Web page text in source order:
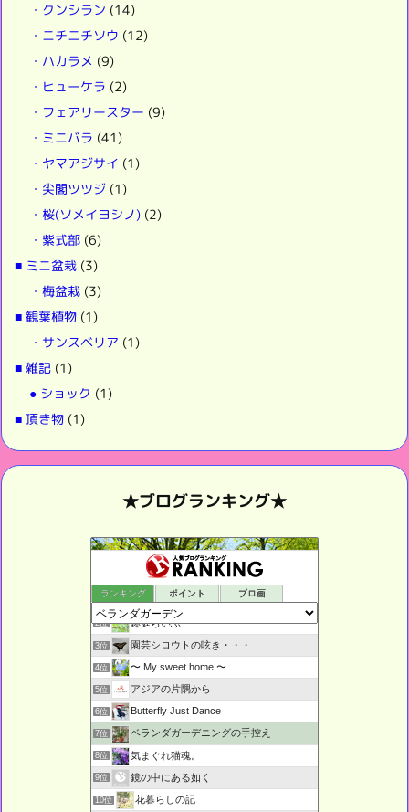
・クンシラン (14)
・ニチニチソウ (12)
・ハカラメ (9)
・ヒューケラ (2)
・フェアリースター (9)
・ミニバラ (41)
・ヤマアジサイ (1)
・尖閣ツツジ (1)
・桜(ソメイヨシノ) (2)
・紫式部 (6)
■ ミニ盆栽 (3)
・梅盆栽 (3)
■ 観葉植物 (1)
・サンスベリア (1)
■ 雑記 (1)
● ショック (1)
■ 頂き物 (1)
★ブログランキング★
ランキング ポイント ブロ画
1位 ベランダぐらし
2位 鉢庭らいふ
3位 園芸シロウトの呟き・・・
4位 〜 My sweet home 〜
5位 アジアの片隅から
6位 Butterfly Just Dance
7位 ベランダガーデニングの手控え
8位 気まぐれ猫魂。
9位 鏡の中にある如く
10位 花暮らしの記